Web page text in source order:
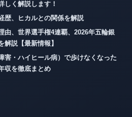
しく解説します！
歴、ヒカルとの関係を解説
由、世界選手権4連覇、2026年五輪銀
解説【最新情報】
害・ハイヒール病）で歩けなくなった
収を徹底まとめ